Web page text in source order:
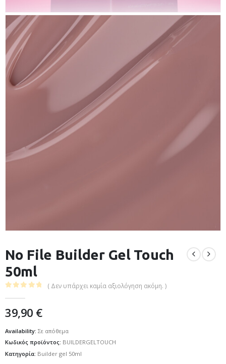
No File Builder Gel Touch
50ml
( Δεν υπάρχει καμία αξιολόγηση ακόμη. )
39,90 €
Availability: Σε απόθεμα
Κωδικός προϊόντος: BUILDERGELTOUCH
Κατηγορία: Builder gel 50ml